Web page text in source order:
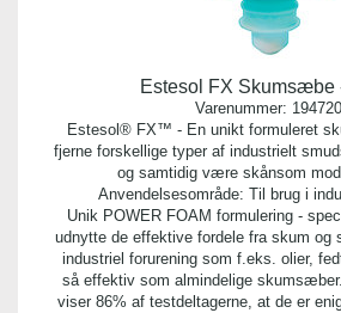
Estesol FX Skumsæbe
Varenummer: 194720
Estesol® FX™ - En unikt formuleret
fjerne forskellige typer af industrielt
og samtidig være skånsom
Anvendelsesområde: Til brug i
Unik POWER FOAM formulering -
udnytte de effektive fordele fra skum og
industriel forurening som f.eks. olier,
så effektiv som almindelige
viser 86% af testdeltagerne, at de er